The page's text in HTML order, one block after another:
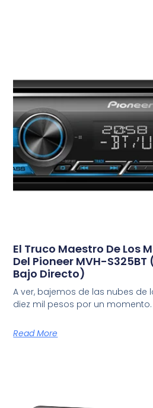
El Truco Maestro De Los
Del Pioneer MVH-S325BT
Bajo Directo)
A ver, bajemos de las nubes
diez mil pesos por un
Read More